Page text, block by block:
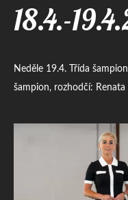
18.4.-
Neděle 19.4. Třída
šampion, rozhodčí: Renata